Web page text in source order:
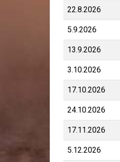
22.8.2026
5.9.2026
13.9.2026
3.10.2026
17.10.2026
24.10.2026
17.11.2026
5.12.2026